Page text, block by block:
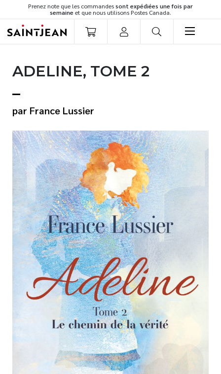
Prenez note que les commandessont expédiées une fois par
semaine et que nous utilisons Postes Canada.
Romans
Développement personnel
Littérature jeunesse
Spiritualité
Famille
Culture générale
Témoignages
Vie pratique
Finances
Nouveautés
Numérique
Livres audio
Meilleurs vendeurs
Page vedette
AUTEURS
ADELINE, TOME 2
France Lussier